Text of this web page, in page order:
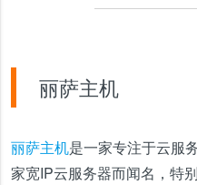
丽萨主机
丽萨主机是一家专注于云服
家宽IP云服务器而闻名，特